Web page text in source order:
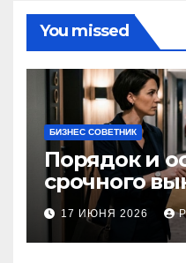
You missed
БИЗНЕС СОВЕТНИК
Порядок и
срочного
срок 1–3 дня
17 ИЮНЯ 2026